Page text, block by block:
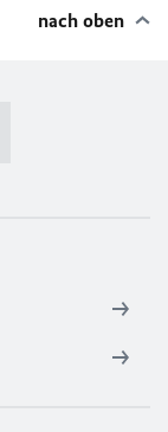
nach oben